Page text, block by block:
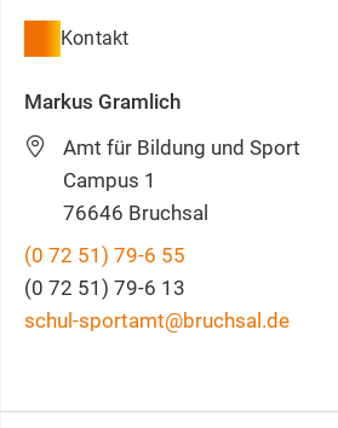
Kontakt
Markus Gramlich
Amt für Bildung und Sport
Campus 1
76646 Bruchsal
schul-sportamt@bruchsal.de
(0 72 51) 79-6 55
(0 72 51) 79-6 13